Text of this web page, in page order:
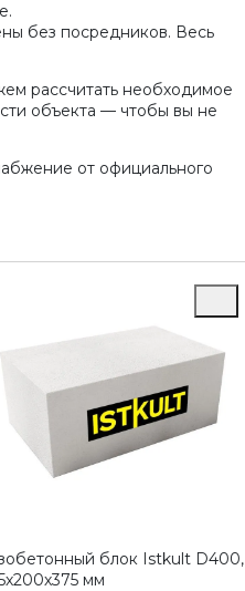
без посредников. Весь
рассчитать необходимое
объекта — чтобы вы не
от официального
блок Istkult D400,
мм